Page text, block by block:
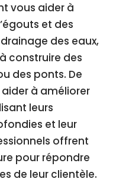
vous aider à
et des
des eaux,
construire des
des ponts. De
à améliorer
leurs
et leur
offrent
pour répondre
de leur clientèle.